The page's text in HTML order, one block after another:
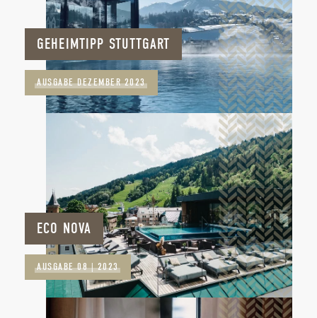
GEHEIMTIPP STUTTGART
AUSGABE DEZEMBER 2023
ECO NOVA
AUSGABE 08 | 2023